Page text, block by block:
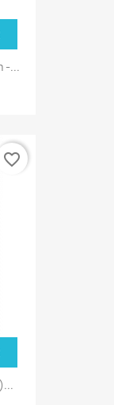
-...
favorite_border